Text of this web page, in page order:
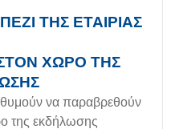
ΤΗΣ ΕΤΑΙΡΙΑΣ
ΧΩΡΟ ΤΗΣ
να παραβρεθούν
της εκδήλωσης